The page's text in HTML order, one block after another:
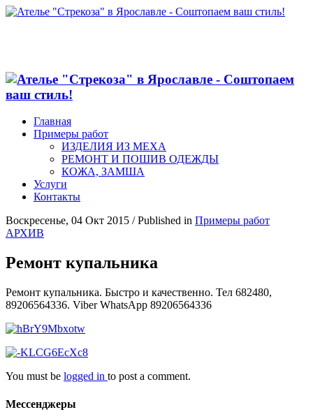
Главная
Примеры работ
ИЗДЕЛИЯ ИЗ МЕХА
РЕМОНТ И ПОШИВ ОДЕЖДЫ
КОЖА, ЗАМША
Услуги
Контакты
Воскресенье, 04 Окт 2015 /Published in Примеры работ
АРХИВ
Ремонт купальника
Ремонт купальника. Быстро и качественно. Тел 682480,
89206564336. Viber WhatsApp 89206564336
You must be logged in to post a comment.
Мессенджеры